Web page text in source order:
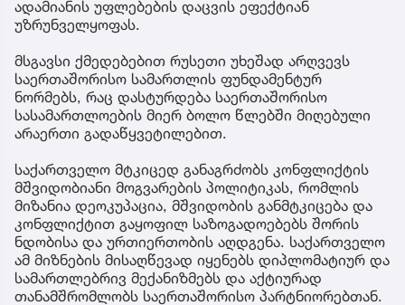
ადამიანის უფლებების დაცვის ეფექტიან
უზრუნველყოფას.
მსგავსი ქმედებებით რუსეთი უხეშად არღვევს
საერთაშორისო სამართლის ფუნდამენტურ
ნორმებს, რაც დასტურდება საერთაშორისო
სასამართლოების მიერ ბოლო წლებში მიღებული
არაერთი გადაწყვეტილებით.
საქართველო მტკიცედ განაგრძობს კონფლიქტის
მშვიდობიანი მოგვარების პოლიტიკას, რომლის
მიზანია დეოკუპაცია, მშვიდობის განმტკიცება და
კონფლიქტით გაყოფილ საზოგადოებებს შორის
ნდობისა და ურთიერთობის აღდგენა. საქართველო
ამ მიზნების მისაღწევად იყენებს დიპლომატიურ და
სამართლებრივ მექანიზმებს და აქტიურად
თანამშრომლობს საერთაშორისო პარტნიორებთან.